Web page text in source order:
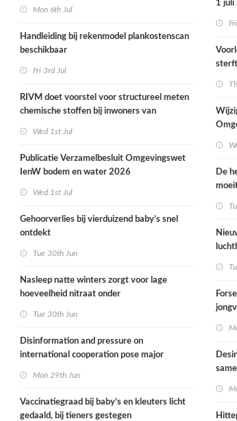
Mon 6th Jul
Handleiding bij rekenmodel plankostenscan
beschikbaar
Fri 3rd Jul
RIVM doet voorstel voor structureel meten
chemische stoffen bij inwoners van
Wed 1st Jul
Publicatie Verzamelbesluit Omgevingswet
IenW bodem en water 2026
Wed 1st Jul
Gehoorverlies bij vierduizend baby’s snel
ontdekt
Tue 30th Jun
Nasleep natte winters zorgt voor lage
hoeveelheid nitraat onder
Tue 30th Jun
Disinformation and pressure on
international cooperation pose major
Mon 29th Jun
Vaccinatiegraad bij baby’s en kleuters licht
gedaald, bij tieners gestegen
1 juli
De